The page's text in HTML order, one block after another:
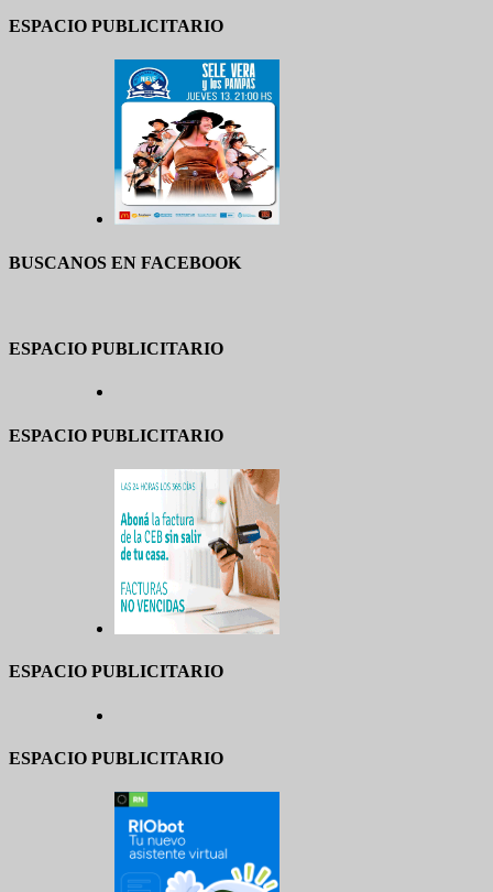
ESPACIO PUBLICITARIO
BUSCANOS EN FACEBOOK
ESPACIO PUBLICITARIO
ESPACIO PUBLICITARIO
ESPACIO PUBLICITARIO
ESPACIO PUBLICITARIO